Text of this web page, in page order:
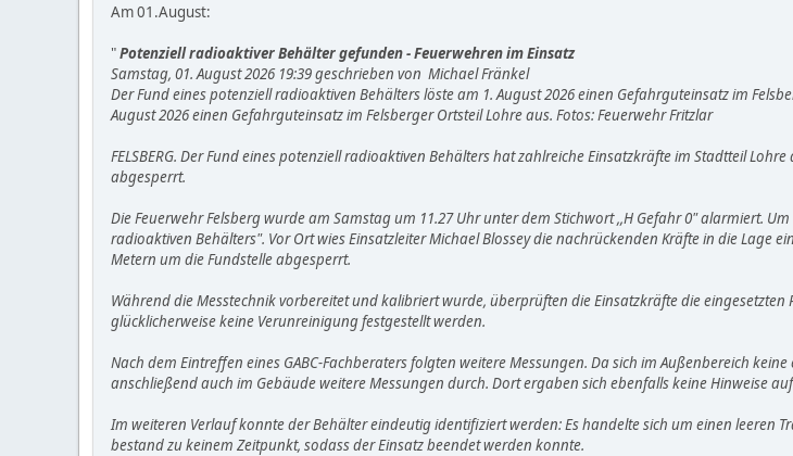
Am 01.August:
"Potenziell radioaktiver Behälter gefunden - Feuerwehren im Einsatz
Samstag, 01. August 2026 19:39 geschrieben von Michael Fränkel
Der Fund eines potenziell radioaktiven Behälters löste am 1. August 2026 einen Gefahrguteinsatz im
August 2026 einen Gefahrguteinsatz im Felsberger Ortsteil Lohre aus. Fotos: Feuerwehr Fritzlar
FELSBERG. Der Fund eines potenziell radioaktiven Behälters hat zahlreiche Einsatzkräfte im Stadtteil
abgesperrt.
Die Feuerwehr Felsberg wurde am Samstag um 11.27 Uhr unter dem Stichwort ,,H Gefahr 0" alarmiert.
radioaktiven Behälters". Vor Ort wies Einsatzleiter Michael Blossey die nachrückenden Kräfte in die Lage
Metern um die Fundstelle abgesperrt.
Während die Messtechnik vorbereitet und kalibriert wurde, überprüften die Einsatzkräfte die
glücklicherweise keine Verunreinigung festgestellt werden.
Nach dem Eintreffen eines GABC-Fachberaters folgten weitere Messungen. Da sich im Außenbereich
anschließend auch im Gebäude weitere Messungen durch. Dort ergaben sich ebenfalls keine Hinweise
Im weiteren Verlauf konnte der Behälter eindeutig identifiziert werden: Es handelte sich um einen
bestand zu keinem Zeitpunkt, sodass der Einsatz beendet werden konnte.